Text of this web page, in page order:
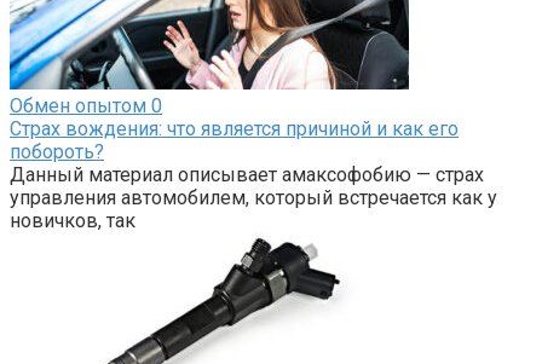
Обмен опытом 0
Страх вождения: что является причиной и как его
побороть?
Данный материал описывает амаксофобию — страх
управления автомобилем, который встречается как у
новичков, так